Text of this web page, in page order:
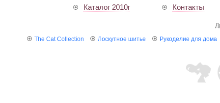
Каталог 2010г Контакты
The Cat Collection
Лоскутное шитье Рукоделие для дома